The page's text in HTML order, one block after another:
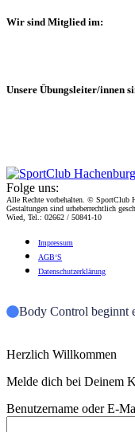
Wir sind Mitglied im:
Unsere Übungsleiter/innen
Folge uns:
Alle Rechte vorbehalten. © SportClub
Gestaltungen sind urheberrechtlich
Wied, Tel.: 02662 / 50841-10
Impres­sum
AGB‘S
Daten­schutz­er­klä­rung
Body Control beginnt
Herzlich Willkommen
Melde dich bei Deinem
Benutzername oder E-